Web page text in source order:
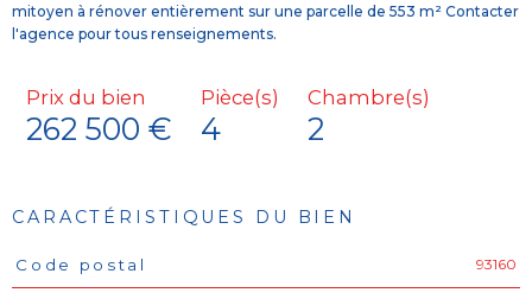
mitoyen à rénover entièrement sur une parcelle de 553 m² Contacter
Prix du bien
262 500 €
Pièce(s)
4
Chambre(s)
2
CARACTÉRISTIQUES DU BIEN
Caractéristiques
Code postal 93160